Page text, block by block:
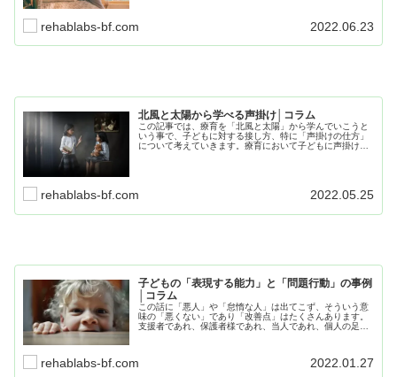
rehablabs-bf.com 2022.06.23
北風と太陽から学べる声掛け│コラム
この記事では、療育を「北風と太陽」から学んでいこうと
いう事で、子どもに対する接し方、特に「声掛けの仕方」
について考えていきます。療育において子どもに声掛けす
rehablabs-bf.com 2022.05.25
子どもの「表現する能力」と「問題行動」の事例
│コラム
この話に「悪人」や「怠惰な人」は出てこず、そういう意
味の「悪くない」であり「改善点」はたくさんあります。
支援者であれ、保護者様であれ、当人であれ、個人の足り
rehablabs-bf.com 2022.01.27